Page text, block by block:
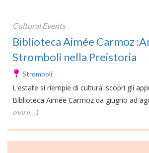
Cultural Events
Biblioteca Aimée Carmoz
Stromboli nella Preistoria
Stromboli
L'estate si riempie di cultura: scopri gli
Biblioteca Aimée Carmoz da giugno ad
more...)